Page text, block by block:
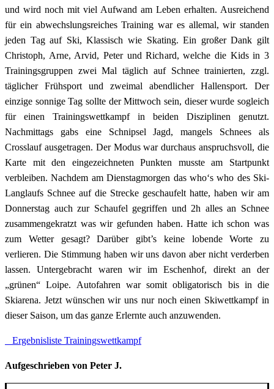
und wird noch mit viel Aufwand am Leben erhalten. Ausreichend
für ein abwechslungsreiches Training war es allemal, wir standen
jeden Tag auf Ski, Klassisch wie Skating. Ein großer Dank gilt
Christoph, Arne, Arvid, Peter und Richard, welche die Kids in 3
Trainingsgruppen zwei Mal täglich auf Schnee trainierten, zzgl.
täglicher Frühsport und zweimal abendlicher Hallensport. Der
einzige sonnige Tag sollte der Mittwoch sein, dieser wurde sogleich
für einen Trainingswettkampf in beiden Disziplinen genutzt.
Nachmittags gabs eine Schnipsel Jagd, mangels Schnees als
Crosslauf ausgetragen. Der Modus war durchaus anspruchsvoll, die
Karte mit den eingezeichneten Punkten musste am Startpunkt
verbleiben. Nachdem am Dienstagmorgen das who‘s who des Ski-
Langlaufs Schnee auf die Strecke geschaufelt hatte, haben wir am
Donnerstag auch zur Schaufel gegriffen und 2h alles an Schnee
zusammengekratzt was wir gefunden haben. Hatte ich schon was
zum Wetter gesagt? Darüber gibt’s keine lobende Worte zu
verlieren. Die Stimmung haben wir uns davon aber nicht verderben
lassen. Untergebracht waren wir im Eschenhof, direkt an der
„grünen“ Loipe. Autofahren war somit obligatorisch bis in die
Skiarena. Jetzt wünschen wir uns nur noch einen Skiwettkampf in
dieser Saison, um das ganze Erlernte auch anzuwenden.
Ergebnisliste Trainingswettkampf
Aufgeschrieben von Peter J.